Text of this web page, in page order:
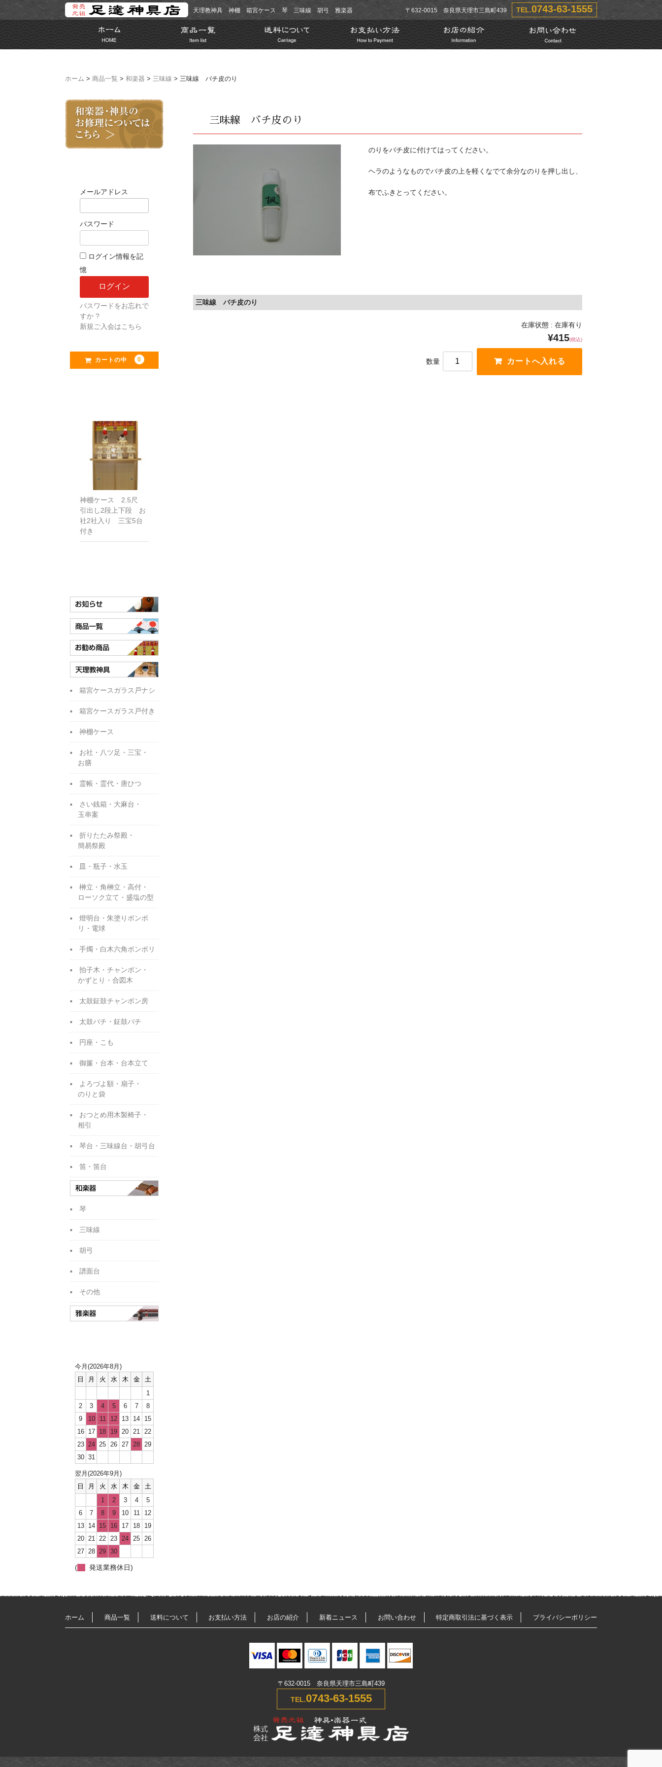
天理教神具 神棚 箱宮ケース 琴 三味線 胡弓 雅楽器 〒632-0015 奈良県天理市三島町439 TEL.0743-63-1555
ホーム > 商品一覧 > 和楽器 > 三味線 > 三味線 バチ皮のり
三味線 バチ皮のり
のりをバチ皮に付けてはってください。
ヘラのようなものでバチ皮の上を軽くなでて余分なのりを押し出し、
布でふきとってください。
三味線 バチ皮のり
在庫状態 : 在庫有り
¥415(税込)
数量
メールアドレス
パスワード
ログイン情報を記
憶
パスワードをお忘れで
すか ?
新規ご入会はこちら
カートの中 0
神棚ケース 2.5尺
引出し2段上下段 お
社2社入り 三宝5台
付き
箱宮ケースガラス戸ナシ
箱宮ケースガラス戸付き
神棚ケース
お社・八ツ足・三宝・
お膳
霊帳・霊代・唐ひつ
さい銭箱・大麻台・
玉串案
折りたたみ祭殿・
簡易祭殿
皿・瓶子・水玉
榊立・角榊立・高付・
ローソク立て・盛塩の型
燈明台・朱塗りボンボ
リ・電球
手燭・白木六角ボンボリ
拍子木・チャンポン・
かずとり・合図木
太鼓鉦鼓チャンポン房
太鼓バチ・鉦鼓バチ
円座・こも
御簾・台本・台本立て
よろづよ額・扇子・
のりと袋
おつとめ用木製椅子・
相引
琴台・三味線台・胡弓台
笛・笛台
琴
三味線
胡弓
譜面台
その他
今月(2026年8月)
日
月 火 水 木 金
土
1
2
3 4 5 6 7
8
9
10 11 12 13 14
15
16
17 18 19 20 21
22
23
24 25 26 27 28
29
30 31
翌月(2026年9月)
日
月 火 水 木 金
土
1
2 3 4
5
6
7 8 9 10 11
12
13
14 15 16 17 18
19
20 21 22 23 24 25 26
27 28 29 30
( 発送業務休日)
ホーム 商品一覧 送料について お支払い方法 お店の紹介 新着ニュース お問い合わせ 特定商取引法に基づく表示 プライバシーポリシー
〒632-0015 奈良県天理市三島町439
TEL.0743-63-1555